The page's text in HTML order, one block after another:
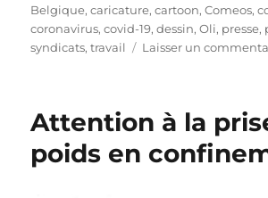
le
Belgique,caricature,cartoon,Comeos,
coronavirus,covid-19,dessin,Oli, presse,
syndicats,travail Laisser un
Attention à la
poids en